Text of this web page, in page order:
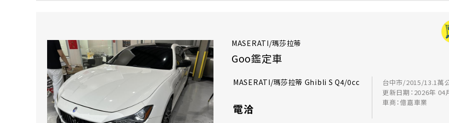
MASERATI/瑪莎拉蒂
Goo鑑定車
MASERATI/瑪莎拉蒂 Ghibli S Q4/0cc
電洽
台中市/2015/13.1萬
更新日期：2026年 04
車商：億嘉車業